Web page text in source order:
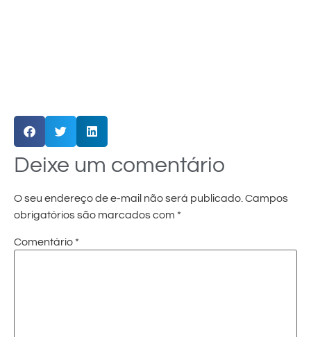
Deixe um comentário
O seu endereço de e-mail não será publicado. Campos
obrigatórios são marcados com *
Comentário *